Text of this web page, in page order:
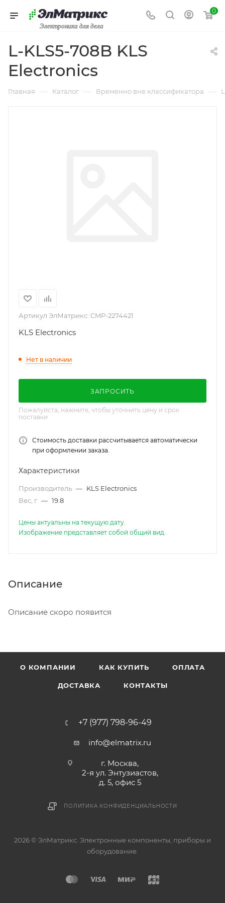
Электроника для дела
0
L-KLS5-708B KLS
Electronics
Главная — Каталог — Временно вне классификатора —
Артикул ЭлМатрикс: CMP-2274421
KLS Electronics
Нет в наличии
ЗАПРОСИТЬ
Пожалуйста, нажмите, чтобы уточнить цену и срок
поставки
Стоимость доставки рассчитывается автоматически
при оформлении заказа.
Характеристики
Производитель — KLS Electronics
Вес, г — 19.8
Цены актуальны на текущую дату.
Изображение представляет собой общий вид.
Описание
Описание скоро появится
О КОМПАНИИ КАК КУПИТЬ ОПЛАТА
ДОСТАВКА КОНТАКТЫ
+7 (977) 798-96-49
info@elmatrix.ru
г. Москва,
2-я ул. Энтузиастов,
д. 5, офис 5
ПОЛИТИКА КОНФИДЕНЦИАЛЬНОСТИ
2026 © ЭлМатрикс. Электронные компоненты, приборы и
оборудование.